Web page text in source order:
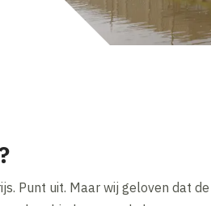
Punt uit. Maar wij geloven dat